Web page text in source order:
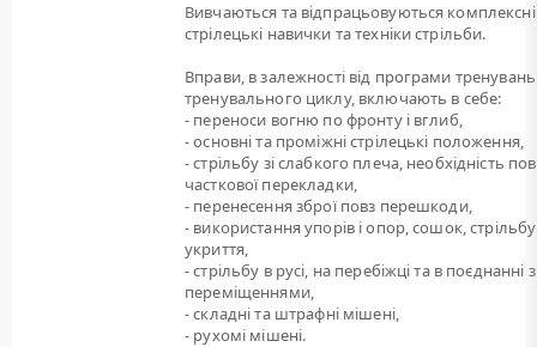
Вивчаються та відпрацьовуються комплексні
стрілецькі навички та техніки стрільби.
Вправи, в залежності від програми
тренувального циклу, включають в себе:
- переноси вогню по фронту і вглиб,
- основні та проміжні стрілецькі положення,
- стрільбу зі слабкого плеча, необхідність
часткової перекладки,
- перенесення зброї повз перешкоди,
- використання упорів і опор, сошок,
укриття,
- стрільбу в русі, на перебіжці та в поєднанні з
переміщеннями,
- складні та штрафні мішені,
- рухомі мішені.